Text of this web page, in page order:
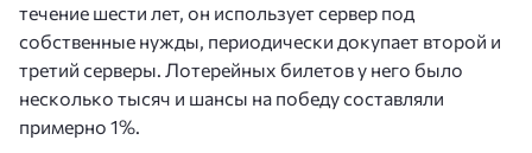
течение шести лет, он использует сервер под
собственные нужды, периодически докупает второй и
третий серверы. Лотерейных билетов у него было
несколько тысяч и шансы на победу составляли
примерно 1%.